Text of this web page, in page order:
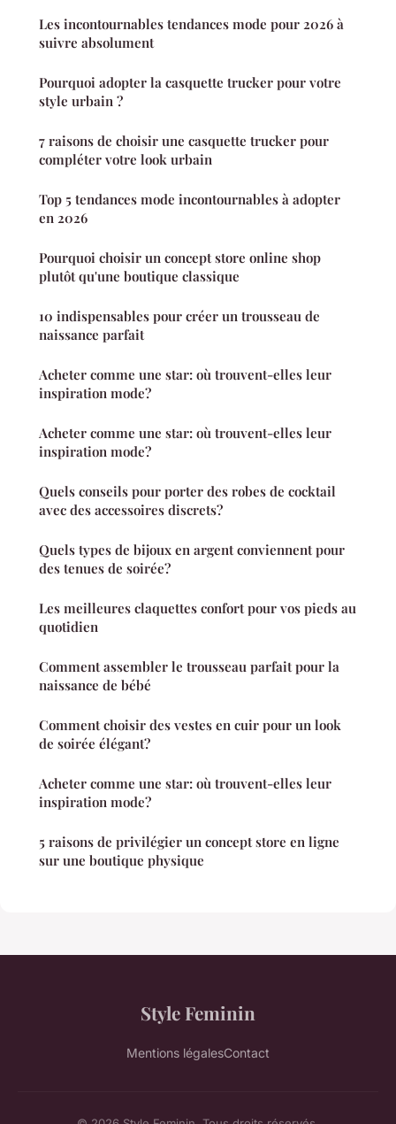
Les incontournables tendances mode pour 2026 à
suivre absolument
Pourquoi adopter la casquette trucker pour votre
style urbain ?
7 raisons de choisir une casquette trucker pour
compléter votre look urbain
Top 5 tendances mode incontournables à adopter
en 2026
Pourquoi choisir un concept store online shop
plutôt qu'une boutique classique
10 indispensables pour créer un trousseau de
naissance parfait
Acheter comme une star: où trouvent-elles leur
inspiration mode?
Acheter comme une star: où trouvent-elles leur
inspiration mode?
Quels conseils pour porter des robes de cocktail
avec des accessoires discrets?
Quels types de bijoux en argent conviennent pour
des tenues de soirée?
Les meilleures claquettes confort pour vos pieds au
quotidien
Comment assembler le trousseau parfait pour la
naissance de bébé
Comment choisir des vestes en cuir pour un look
de soirée élégant?
Acheter comme une star: où trouvent-elles leur
inspiration mode?
5 raisons de privilégier un concept store en ligne
sur une boutique physique
Style Feminin
Mentions légalesContact